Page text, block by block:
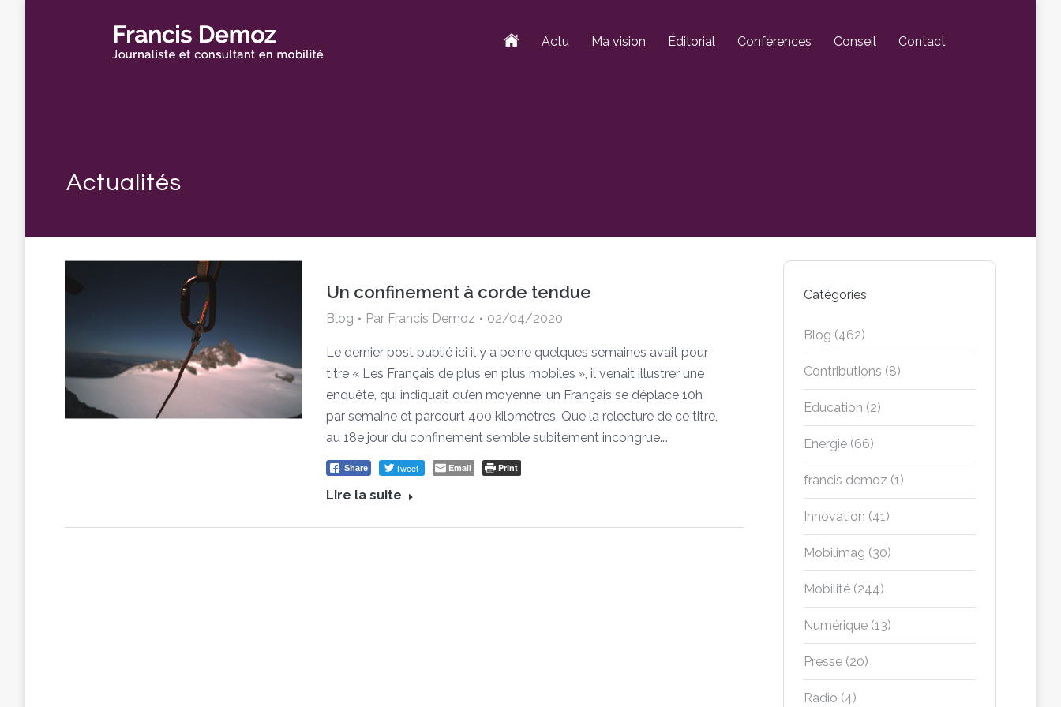
Actu Ma vision Éditorial Conférences Conseil Contact
Un confinement à corde tendue
Blog Par Francis Demoz 02/04/2020
Le dernier post publié ici il y a peine quelques semaines avait pour
titre « Les Français de plus en plus mobiles », il venait illustrer une
enquête, qui indiquait qu’en moyenne, un Français se déplace 10h
par semaine et parcourt 400 kilomètres. Que la relecture de ce titre,
au 18e jour du confinement semble subitement incongrue.…
Share Tweet Email Print
Lire la suite
Catégories
Blog (462)
Contributions (8)
Education (2)
Energie (66)
francis demoz (1)
Innovation (41)
Mobilimag (30)
Mobilité (244)
Numérique (13)
Presse (20)
Radio (4)